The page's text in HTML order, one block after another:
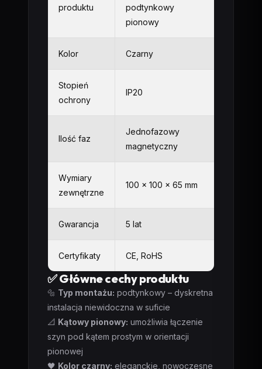
produktu
podtynkowy
pionowy
Kolor Czarny
Stopień
ochrony
IP20
Ilość faz
Jednofazowy
magnetyczny
Wymiary
zewnętrzne
100 x 100 x 65 mm
Gwarancja 5 lat
Certyfikaty CE, RoHS
✅ Główne cechy produktu
🔩 Typ montażu: podtynkowy – dyskretna
instalacja niewidoczna w suficie
📐 Kątowy pionowy: umożliwia łączenie
szyn pod kątem prostym w orientacji
pionowej
🖤 Kolor czarny: eleganckie, nowoczesne